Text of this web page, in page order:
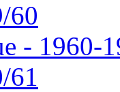
60
- 1960-
61